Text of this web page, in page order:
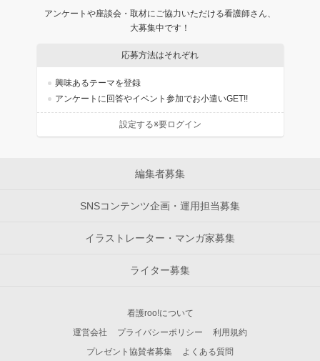
アンケートや座談会・取材にご協力いただける看護師さん、
大募集中です！
応募方法はそれぞれ
興味あるテーマを登録
アンケートに回答やイベント参加でお小遣いGET!!
設定する※要ログイン
編集者募集
SNSコンテンツ企画・運用担当募集
イラストレーター・マンガ家募集
ライター募集
看護roo!について
運営会社
プライバシーポリシー
利用規約
プレゼント協賛者募集
よくある質問